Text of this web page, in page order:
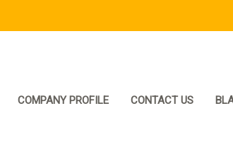
COMPANY PROFILE CONTACT US